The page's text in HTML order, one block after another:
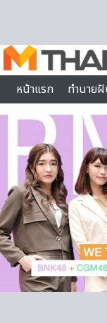
หน้าแรก
ทำนาย
ไลฟ์สไตล์